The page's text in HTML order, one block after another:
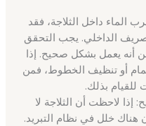
الماء داخل الثلاجة، فقد
الداخلي. يجب التحقق
أنه يعمل بشكل صحيح. إذا
أو تنظيف الخطوط، فمن
للقيام بذلك.
إذا لاحظت أن الثلاجة لا
خلل في نظام التبريد.